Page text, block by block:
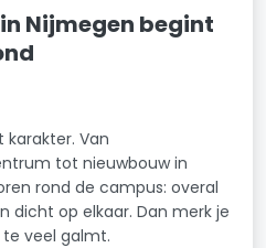
Nijmegen begint
Van
tot nieuwbouw in
rond de campus: overal
dicht op elkaar. Dan merk je
veel galmt.